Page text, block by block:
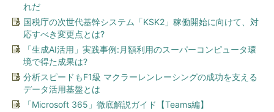
れだ
国税庁の次世代基幹システム「KSK2」稼働開始に向けて、対
応すべき変更点とは?
「生成AI活用」実践事例:月額利用のスーパーコンピュータ環
境で得た成果は?
分析スピードもF1級 マクラーレンレーシングの成功を支える
データ活用基盤とは
「Microsoft 365」徹底解説ガイド【Teams編】